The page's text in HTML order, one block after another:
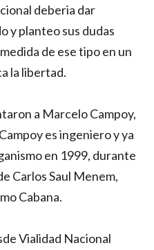
deberia dar
y planteo sus dudas
de ese tipo en un
la libertad.
a Marcelo Campoy,
es ingeniero y ya
en 1999, durante
Carlos Saul Menem,
Cabana.
Vialidad Nacional